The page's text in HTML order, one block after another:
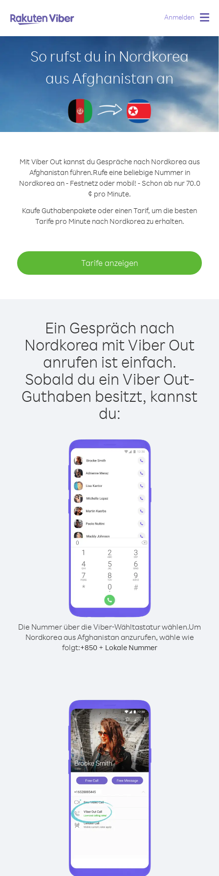
Anmelden
So rufst du in Nordkorea
aus Afghanistan an
Mit Viber Out kannst du Gespräche nach Nordkorea aus
Afghanistan führen.Rufe eine beliebige Nummer in
Nordkorea an - Festnetz oder mobil! - Schon ab nur 70.0
¢ pro Minute.
Kaufe Guthabenpakete oder einen Tarif, um die besten
Tarife pro Minute nach Nordkorea zu erhalten.
Tarife anzeigen
Ein Gespräch nach
Nordkorea mit Viber Out
anrufen ist einfach.
Sobald du ein Viber Out-
Guthaben besitzt, kannst
du:
Die Nummer über die Viber-Wähltastatur wählen.Um
Nordkorea aus Afghanistan anzurufen, wähle wie
folgt:+850+ Lokale Nummer